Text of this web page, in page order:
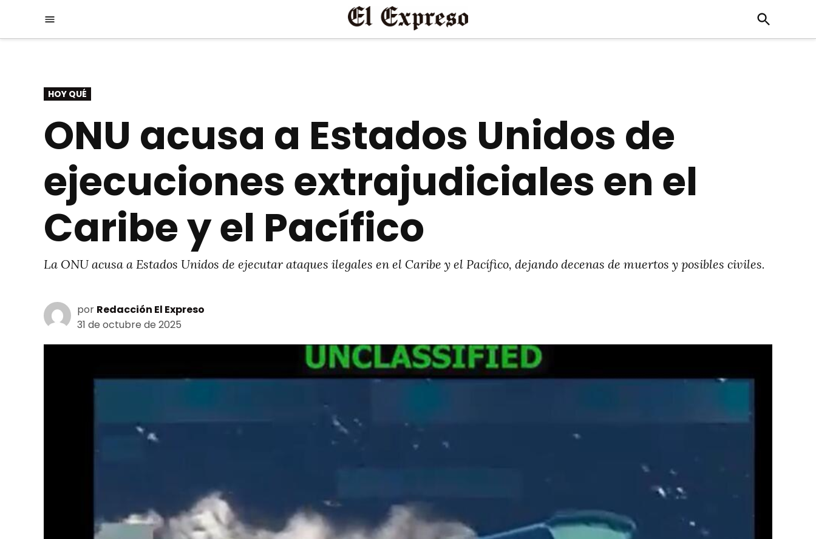
Menú
Open
Search
PUBLICADO
EN
HOY QUÉ
ONU acusa a Estados Unidos de
ejecuciones extrajudiciales en el
Caribe y el Pacífico
La ONU acusa a Estados Unidos de ejecutar ataques ilegales en el Caribe y el Pacífico, dejando decenas de muertos y posibles civiles.
por Redacción El Expreso
31 de octubre de 2025